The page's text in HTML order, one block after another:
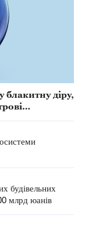
блакитну діру,
будівельних
млрд юанів